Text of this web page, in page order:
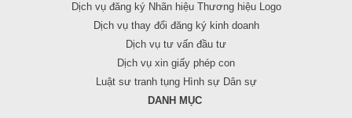
Dịch vụ đăng ký Nhãn hiệu Thương hiệu Logo
Dịch vụ thay đổi đăng ký kinh doanh
Dịch vụ tư vấn đầu tư
Dịch vụ xin giấy phép con
Luật sư tranh tụng Hình sự Dân sự
DANH MỤC